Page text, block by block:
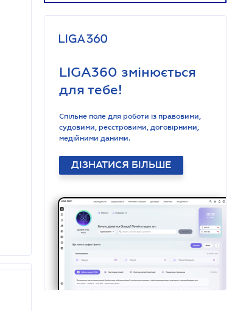
LIGA360 змінюється
для тебе!
Спільне поле для роботи із правовими,
судовими, реєстровими, договірними,
медійними даними.
ДІЗНАТИСЯ БІЛЬШЕ